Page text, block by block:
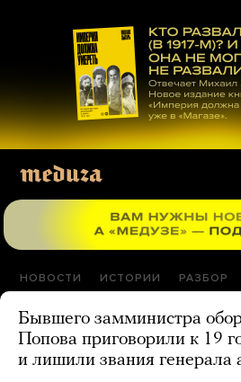
материалам
НОВОСТИ ИСТОРИИ РАЗБОР
Бывшего замминистра
Попова приговорили к 19
и лишили звания генерала